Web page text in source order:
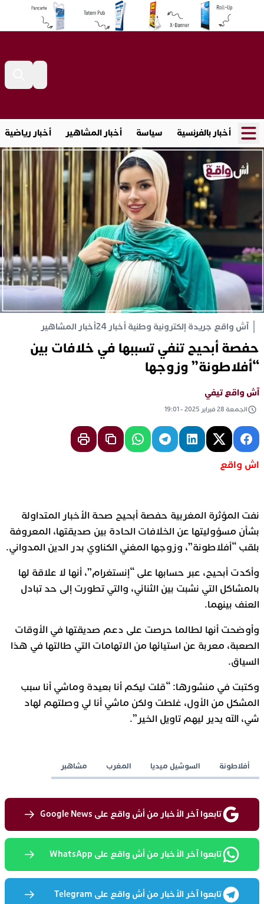
أخبار بالفرنسية سياسة أخبار المشاهير أخبار رياضية
آش واقع جريدة إلكترونية وطنية أخبار 24 أخبار المشاهير
حفصة أبحيح تنفي تسببها في خلافات بين
“أفلاطونة” وزوجها
آش واقع تيفي
الجمعة 28 فبراير 2025 - 19:01
اش واقع
نفت المؤثرة المغربية حفصة أبحيح صحة الأخبار المتداولة
بشأن مسؤوليتها عن الخلافات الحادة بين صديقتها، المعروفة
بلقب “أفلاطونة”، وزوجها المغني الكناوي بدر الدين المدواني.
وأكدت أبحيح، عبر حسابها على “إنستغرام”، أنها لا علاقة لها
بالمشاكل التي نشبت بين الثنائي، والتي تطورت إلى حد تبادل
العنف بينهما.
وأوضحت أنها لطالما حرصت على دعم صديقتها في الأوقات
الصعبة، معربة عن استيائها من الاتهامات التي طالتها في هذا
السياق.
وكتبت في منشورها: “قلت ليكم أنا بعيدة وماشي أنا سبب
المشكل من الأول، غلطت ولكن ماشي أنا لي وصلتهم لهاد
شي، الله يدير ليهم تاويل الخير”.
أفلاطونة السوشيل ميديا المغرب مشاهبر
تابعوا آخر الأخبار من أش واقع على Google News
تابعوا آخر الأخبار من أش واقع على WhatsApp
تابعوا آخر الأخبار من أش واقع على Telegram